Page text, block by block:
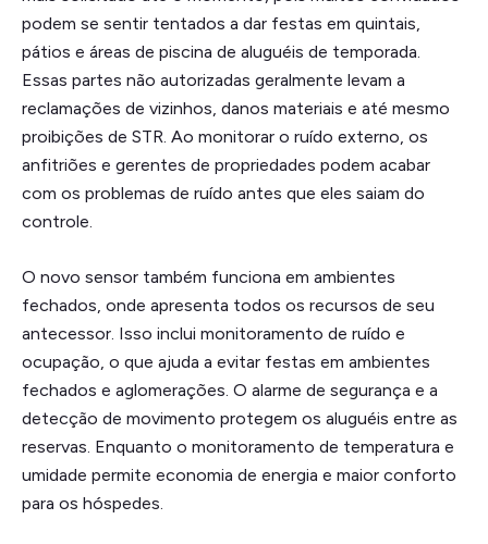
podem se sentir tentados a dar festas em quintais,
pátios e áreas de piscina de aluguéis de temporada.
Essas partes não autorizadas geralmente levam a
reclamações de vizinhos, danos materiais e até mesmo
proibições de STR. Ao monitorar o ruído externo, os
anfitriões e gerentes de propriedades podem acabar
com os problemas de ruído antes que eles saiam do
controle.
O novo sensor também funciona em ambientes
fechados, onde apresenta todos os recursos de seu
antecessor. Isso inclui monitoramento de ruído e
ocupação, o que ajuda a evitar festas em ambientes
fechados e aglomerações. O alarme de segurança e a
detecção de movimento protegem os aluguéis entre as
reservas. Enquanto o monitoramento de temperatura e
umidade permite economia de energia e maior conforto
para os hóspedes.